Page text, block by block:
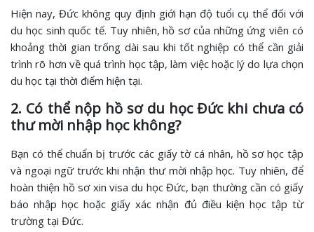
Hiện nay, Đức không quy định giới hạn độ tuổi cụ thể đối với
du học sinh quốc tế. Tuy nhiên, hồ sơ của những ứng viên có
khoảng thời gian trống dài sau khi tốt nghiệp có thể cần giải
trình rõ hơn về quá trình học tập, làm việc hoặc lý do lựa chọn
du học tại thời điểm hiện tại.
2. Có thể nộp hồ sơ du học Đức khi chưa có
thư mời nhập học không?
Bạn có thể chuẩn bị trước các giấy tờ cá nhân, hồ sơ học tập
và ngoại ngữ trước khi nhận thư mời nhập học. Tuy nhiên, để
hoàn thiện hồ sơ xin visa du học Đức, bạn thường cần có giấy
báo nhập học hoặc giấy xác nhận đủ điều kiện học tập từ
trường tại Đức.